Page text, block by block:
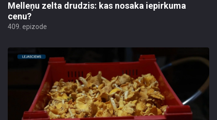
Melleņu zelta drudzis: kas nosaka iepirkuma
cenu?
409. epizode